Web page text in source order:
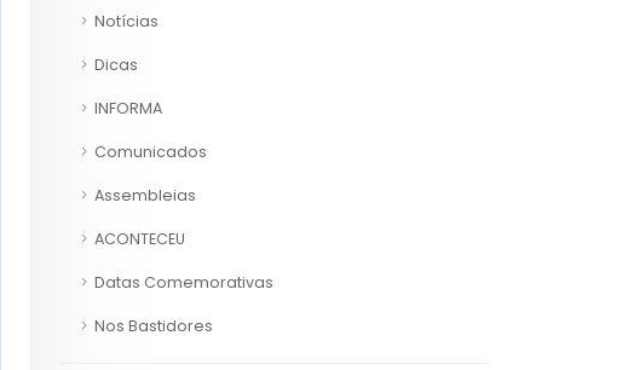
Notícias
Dicas
INFORMA
Comunicados
Assembleias
ACONTECEU
Datas Comemorativas
Nos Bastidores